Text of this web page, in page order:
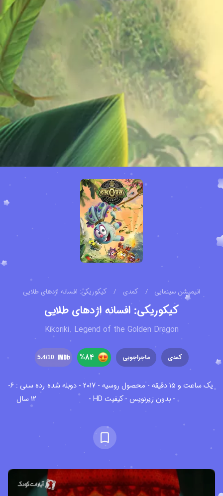
انیمیشن سینمایی / کمدی / کیکوریکی: افسانه اژدهای طلایی
کیکوریکی: افسانه اژدهای طلایی
Kikoriki. Legend of the Golden Dragon
کمدی ماجراجویی 84
%
5.4/10
یک ساعت و ۱۵ دقیقه - محصول روسیه - ۲۰۱۷ - دوبله شده
- بدون زیرنویس - کیفیت HD -
رده سنی : 6-
12 سال